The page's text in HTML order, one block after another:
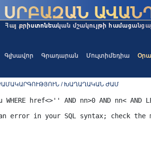
Գլխավոր Գրադարան Մուլտիմեդիա
/ ԽԱՂԱՂԱԿԱՆ ԺԱՄ
WHERE href<>'' AND nn>0 AND nn<